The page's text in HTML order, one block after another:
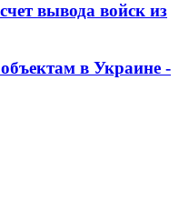
вывода войск из
в Украине -